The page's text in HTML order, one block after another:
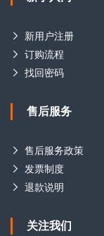
新用户注册
订购流程
找回密码
售后服务
售后服务政策
发票制度
退款说明
关注我们